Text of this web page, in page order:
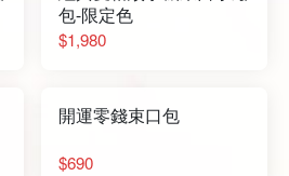
包-限定色
$1,980
開運零錢束口包
$690